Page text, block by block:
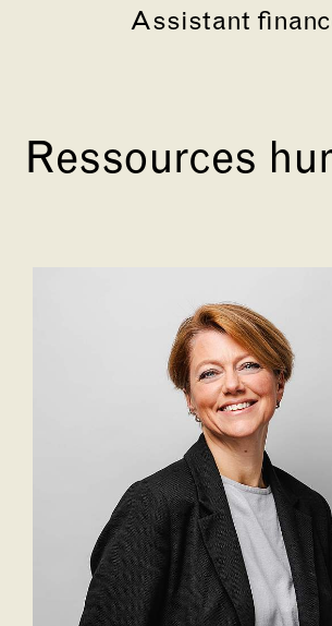
Assistant
Ressources